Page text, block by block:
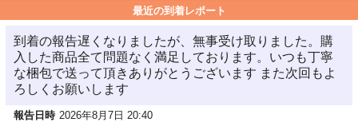
最近の到着レポート
到着の報告遅くなりましたが、無事受け取りました。購
入した商品全て問題なく満足しております。いつも丁寧
な梱包で送って頂きありがとうございます また次回もよ
ろしくお願いします
報告日時 2026年8月7日 20:40